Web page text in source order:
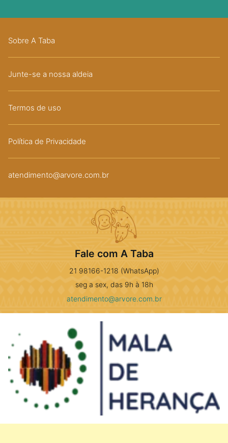
Sobre A Taba
Junte-se a nossa aldeia
Termos de uso
Política de Privacidade
atendimento@arvore.com.br
Fale com A Taba
21 98166-1218 (WhatsApp)
seg a sex, das 9h à 18h
atendimento@arvore.com.br